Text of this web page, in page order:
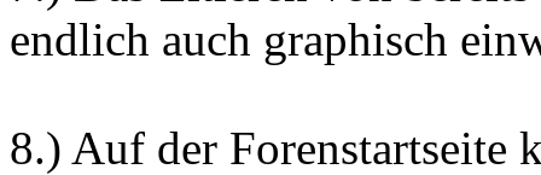
endlich auch graphisch
8.) Auf der Forenstartseite